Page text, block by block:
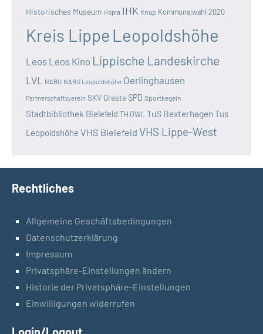
Historisches Museum Hopla IHK Knup Kommunalwahl 2020
Kreis Lippe Leopoldshöhe
Leos Leos Kino Lippische Landeskirche
LVL NABU NABU Leopoldshöhe Oerlinghausen
Partnerschaftsverein SKV GresteSPD Sportkegeln
Stadtbibliothek Bielefeld TH OWL TuS BexterhagenTus
Leopoldshöhe VHS Bielefeld VHS Lippe-West
Rechtliches
Allgemeine Geschäftsbedingungen
Datenschutzerklärung
Impressum
Privatsphäre-Einstellungen ändern
Historie der Privatsphäre-Einstellungen
Einwilligungen widerrufen